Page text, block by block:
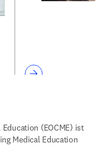
(EOCME) ist
Medical Education